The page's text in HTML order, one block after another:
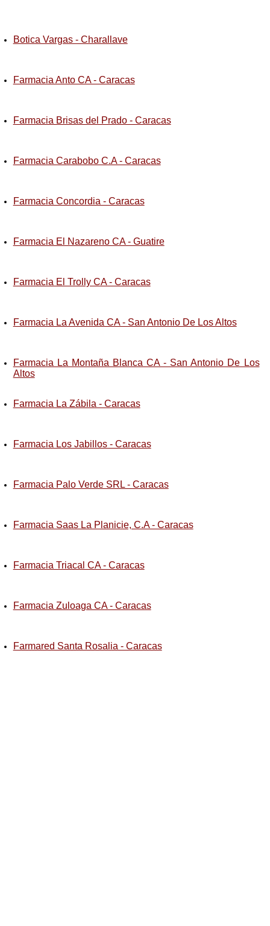
Botica Vargas - Charallave
Farmacia Anto CA - Caracas
Farmacia Brisas del Prado - Caracas
Farmacia Carabobo C.A - Caracas
Farmacia Concordia - Caracas
Farmacia El Nazareno CA - Guatire
Farmacia El Trolly CA - Caracas
Farmacia La Avenida CA - San Antonio De Los Altos
Farmacia La Montaña Blanca CA - San Antonio De Los
Altos
Farmacia La Zábila - Caracas
Farmacia Los Jabillos - Caracas
Farmacia Palo Verde SRL - Caracas
Farmacia Saas La Planicie, C.A - Caracas
Farmacia Triacal CA - Caracas
Farmacia Zuloaga CA - Caracas
Farmared Santa Rosalia - Caracas